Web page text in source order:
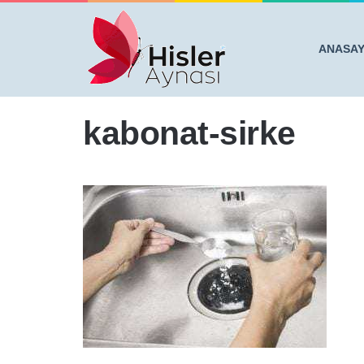
Anasayfa / Mutfak Lavabosundan Gelen Kötü Kokuları
kabonat-sirke